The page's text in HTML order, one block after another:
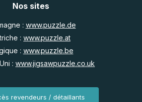
Nos sites
: www.puzzle.de
: www.puzzle.at
: www.puzzle.be
: www.jigsawpuzzle.co.uk
revendeurs / détaillants